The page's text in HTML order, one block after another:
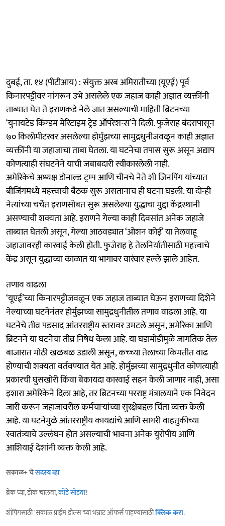
दुबई, ता. १४ (पीटीआय) : संयुक्त अरब अमिरातीच्या (यूएई) पूर्व
किनारपट्टीवर नांगरून उभे असलेले एक जहाज काही अज्ञात व्यक्तींनी
ताब्यात घेत ते इराणकडे नेले जात असल्याची माहिती ब्रिटनच्या
‘युनायटेड किंग्डम मेरिटाइम ट्रेड ऑपरेशन्स’ने दिली. फुजेराह बंदरापासून
७० किलोमीटरवर असलेल्या होर्मुझच्या सामुद्रधुनीजवळून काही अज्ञात
व्यक्तींनी या जहाजाचा ताबा घेतला. या घटनेचा तपास सुरू असून अद्याप
कोणत्याही संघटनेने याची जबाबदारी स्वीकारलेली नाही.
अमेरिकेचे अध्यक्ष डोनाल्ड ट्रम्प आणि चीनचे नेते शी जिनपिंग यांच्यात
बीजिंगमध्ये महत्त्वाची बैठक सुरू असतानाच ही घटना घडली. या दोन्ही
नेत्यांच्या चर्चेत इराणसोबत सुरू असलेल्या युद्धाचा मुद्दा केंद्रस्थानी
असण्याची शक्यता आहे. इराणने गेल्या काही दिवसांत अनेक जहाजे
ताब्यात घेतली असून, गेल्या आठवड्यात ‘ओशन कोई’ या तेलवाहू
जहाजावरही कारवाई केली होती. फुजेराह हे तेलनिर्यातीसाठी महत्त्वाचे
केंद्र असून युद्धाच्या काळात या भागावर वारंवार हल्ले झाले आहेत.
तणाव वाढला
‘यूएई’च्या किनारपट्टीजवळून एक जहाज ताब्यात घेऊन इराणच्या दिशेने
नेल्याच्या घटनेनंतर होर्मुझच्या सामुद्रधुनीतील तणाव वाढला आहे. या
घटनेचे तीव्र पडसाद आंतरराष्ट्रीय स्तरावर उमटले असून, अमेरिका आणि
ब्रिटनने या घटनेचा तीव्र निषेध केला आहे. या घडामोडीमुळे जागतिक तेल
बाजारात मोठी खळबळ उडाली असून, कच्च्या तेलाच्या किमतीत वाढ
होण्याची शक्यता वर्तवण्यात येत आहे. होर्मुझच्या सामुद्रधुनीत कोणत्याही
प्रकारची घुसखोरी किंवा बेकायदा कारवाई सहन केली जाणार नाही, असा
इशारा अमेरिकेने दिला आहे, तर ब्रिटनच्या परराष्ट्र मंत्रालयाने एक निवेदन
जारी करून जहाजावरील कर्मचाऱ्यांच्या सुरक्षेबद्दल चिंता व्यक्त केली
आहे. या घटनेमुळे आंतरराष्ट्रीय कायद्यांचे आणि सागरी वाहतुकीच्या
स्वातंत्र्याचे उल्लंघन होत असल्याची भावना अनेक युरोपीय आणि
आशियाई देशांनी व्यक्त केली आहे.
सकाळ+ चेसदस्य व्हा
ब्रेक घ्या, डोकं चालवा,कोडे सोडवा!
शॉपिंगसाठी 'सकाळ प्राईम डील्स'च्या भन्नाट ऑफर्स पाहण्यासाठीक्लिक करा.